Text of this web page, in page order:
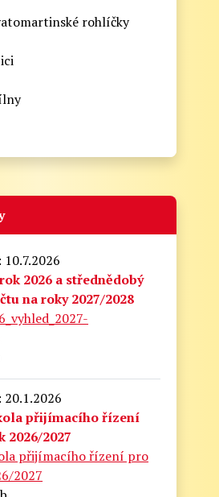
rohlíčky
2026 a střednědobý
na roky 2027/2028
20.1.2026
přijímacího řízení
2026/2027
přijímacího řízení pro
2027